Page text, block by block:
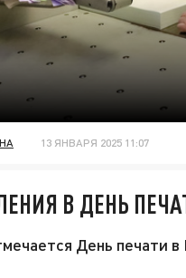
13 ЯНВАРЯ 2025 11:07
В ДЕНЬ
День печати